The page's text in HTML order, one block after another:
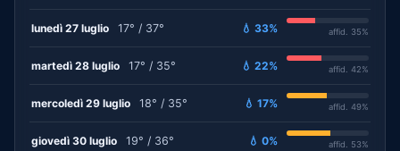
lunedì 27 luglio 17° / 37° 💧 33% affid. 35%
martedì 28 luglio 17° / 35° 💧 22% affid. 42%
mercoledì 29 luglio 18° / 35° 💧 17% affid. 49%
giovedì 30 luglio 19° / 36° 💧 0% affid. 53%